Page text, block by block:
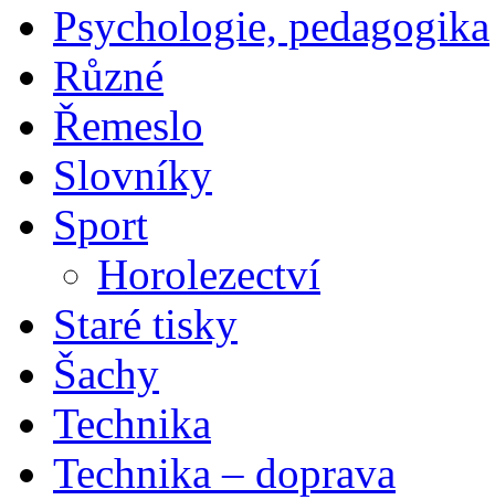
Psychologie, pedagogika
Různé
Řemeslo
Slovníky
Sport
Horolezectví
Staré tisky
Šachy
Technika
Technika – doprava